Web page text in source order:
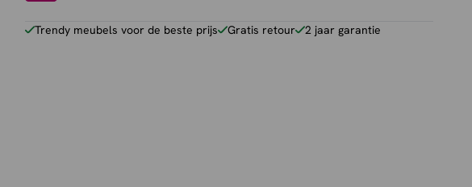
Trendy meubels voor de beste prijs Gratis retour 2 jaar garantie